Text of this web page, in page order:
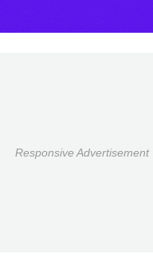
Responsive Advertisement